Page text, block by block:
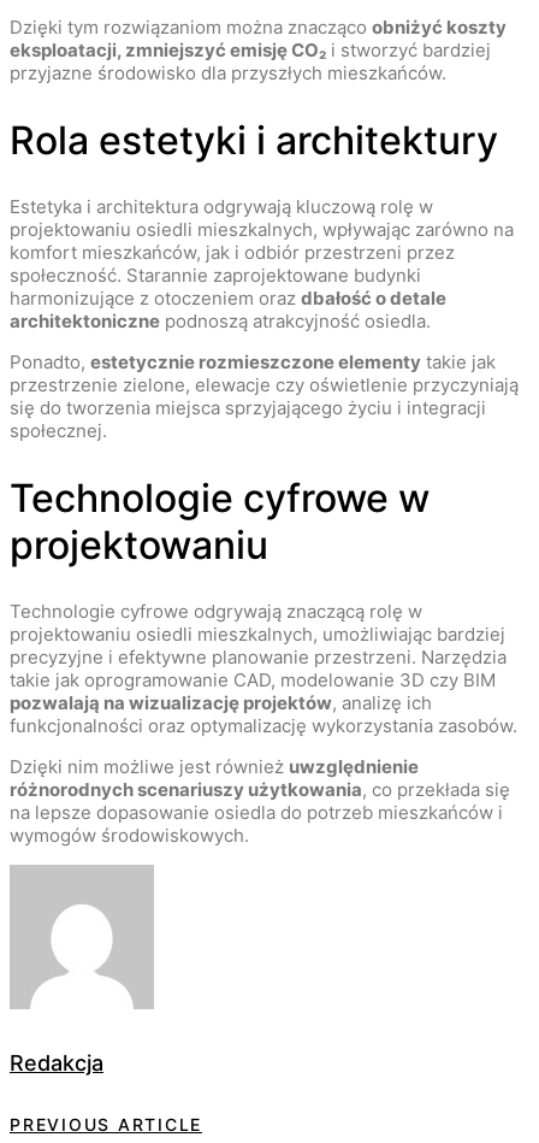
Dzięki tym rozwiązaniom można znacząco obniżyć koszty
eksploatacji, zmniejszyć emisję CO₂ i stworzyć bardziej
przyjazne środowisko dla przyszłych mieszkańców.
Rola estetyki i architektury
Estetyka i architektura odgrywają kluczową rolę w
projektowaniu osiedli mieszkalnych, wpływając zarówno na
komfort mieszkańców, jak i odbiór przestrzeni przez
społeczność. Starannie zaprojektowane budynki
harmonizujące z otoczeniem oraz dbałość o detale
architektoniczne podnoszą atrakcyjność osiedla.
Ponadto, estetycznie rozmieszczone elementy takie jak
przestrzenie zielone, elewacje czy oświetlenie przyczyniają
się do tworzenia miejsca sprzyjającego życiu i integracji
społecznej.
Technologie cyfrowe w
projektowaniu
Technologie cyfrowe odgrywają znaczącą rolę w
projektowaniu osiedli mieszkalnych, umożliwiając bardziej
precyzyjne i efektywne planowanie przestrzeni. Narzędzia
takie jak oprogramowanie CAD, modelowanie 3D czy BIM
pozwalają na wizualizację projektów, analizę ich
funkcjonalności oraz optymalizację wykorzystania zasobów.
Dzięki nim możliwe jest również uwzględnienie
różnorodnych scenariuszy użytkowania, co przekłada się
na lepsze dopasowanie osiedla do potrzeb mieszkańców i
wymogów środowiskowych.
Redakcja
PREVIOUS ARTICLE